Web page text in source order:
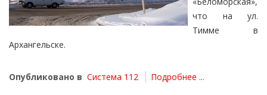
что на ул.
Тимме в
Архангельске.
Опубликовано в Система 112 Подробнее ...